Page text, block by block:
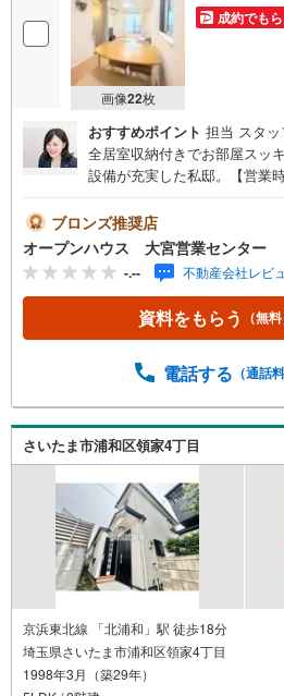
画像22枚
成約でも
おすすめポイント 担当 スタッ
全居室収納付きでお部屋スッ
設備が充実した私邸。【営業
お気軽にご連絡ください！現
内・現地を見学する（無料）
ご記入いただけますとスムー
地のご案内について・平日や
能 ※定休日を除く・経験豊
にご説明いたします。・車で
います。◎個別FP相談会 無
たいという方も大歓迎です！
発表しているオープンハウス
ざいます。ぜひお気軽にご連
件:当社のみ、もしくは当社を
なオープンハウス・ディベロ
ブロンズ推奨店
オープンハウス 大宮営業センター
-.-- 不動産会社レビ
資料をもらう （無料
電話する （通話
さいたま市浦和区領家4丁目
京浜東北線 「北浦和」駅 徒歩18分
埼玉県さいたま市浦和区領家4丁目
1998年3月（築29年）